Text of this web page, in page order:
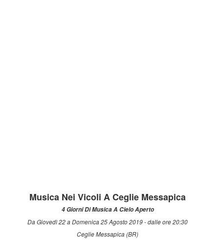
Musica Nei Vicoli A Ceglie Messapica
4 Giorni Di Musica A Cielo Aperto
Da Giovedì 22 a Domenica 25 Agosto 2019 - dalle ore 20:30
Ceglie Messapica (BR)